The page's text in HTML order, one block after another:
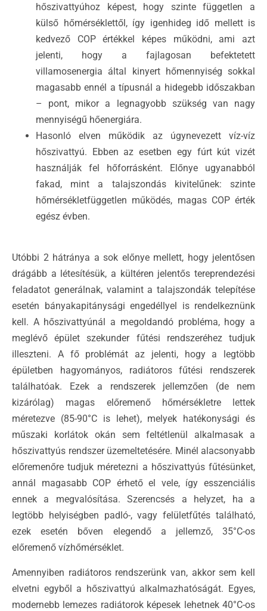
hőszivattyúhoz képest, hogy szinte független a
külső hőmérséklettől, így igenhideg idő mellett is
kedvező COP értékkel képes működni, ami azt
jelenti, hogy a fajlagosan befektetett
villamosenergia által kinyert hőmennyiség sokkal
magasabb ennél a típusnál a hidegebb időszakban
– pont, mikor a legnagyobb szükség van nagy
mennyiségű hőenergiára.
Hasonló elven működik az úgynevezett víz-víz
hőszivattyú. Ebben az esetben egy fúrt kút vizét
használják fel hőforrásként. Előnye ugyanabból
fakad, mint a talajszondás kivitelűnek: szinte
hőmérsékletfüggetlen működés, magas COP érték
egész évben.
Utóbbi 2 hátránya a sok előnye mellett, hogy jelentősen
drágább a létesítésük, a kültéren jelentős tereprendezési
feladatot generálnak, valamint a talajszondák telepítése
esetén bányakapitánysági engedéllyel is rendelkeznünk
kell. A hőszivattyúnál a megoldandó probléma, hogy a
meglévő épület szekunder fűtési rendszeréhez tudjuk
illeszteni. A fő problémát az jelenti, hogy a legtöbb
épületben hagyományos, radiátoros fűtési rendszerek
találhatóak. Ezek a rendszerek jellemzően (de nem
kizárólag) magas előremenő hőmérsékletre lettek
méretezve (85-90°C is lehet), melyek hatékonysági és
műszaki korlátok okán sem feltétlenül alkalmasak a
hőszivattyús rendszer üzemeltetésére. Minél alacsonyabb
előremenőre tudjuk méretezni a hőszivattyús fűtésünket,
annál magasabb COP érhető el vele, így esszenciális
ennek a megvalósítása. Szerencsés a helyzet, ha a
legtöbb helyiségben padló-, vagy felületfűtés található,
ezek esetén bőven elegendő a jellemző, 35°C-os
előremenő vízhőmérséklet.
Amennyiben radiátoros rendszerünk van, akkor sem kell
elvetni egyből a hőszivattyú alkalmazhatóságát. Egyes,
modernebb lemezes radiátorok képesek lehetnek 40°C-os